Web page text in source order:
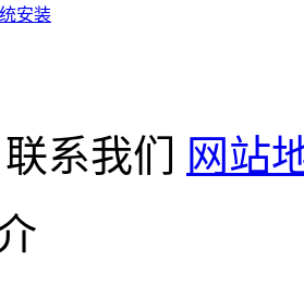
安装
联系我们 网站